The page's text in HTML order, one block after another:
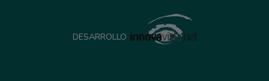
DESARROLLO